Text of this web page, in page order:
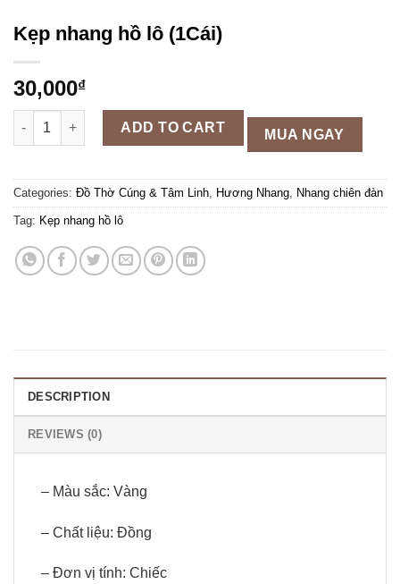
Kẹp nhang hồ lô (1Cái)
30,000₫
Kẹp nhang hồ lô (1Cái) quantity
ADD TO CART MUA NGAY
Categories: Đồ Thờ Cúng & Tâm Linh Hương Nhang Nhang chiên đàn
Tag: Kẹp nhang hồ lô
DESCRIPTION
REVIEWS (0)
– Màu sắc: Vàng
– Chất liệu: Đồng
– Đơn vị tính: Chiếc